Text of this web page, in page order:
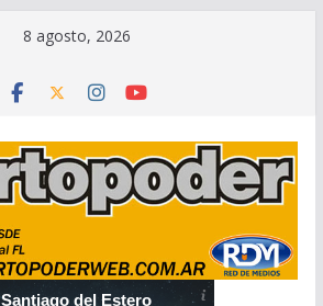
8 agosto, 2026
Santiago del Estero